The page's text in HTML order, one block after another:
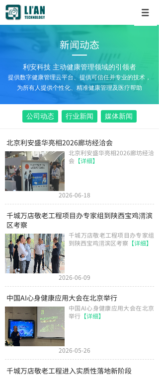
利安科技 主动健康管理领域的引领者
提供数字健康管理云平台、提供可信任并专业的技术，
为所有人提供个性化、精准健康管理及医疗帮助
新闻动态
公司动态 行业新闻 媒体新闻
北京利安盛华亮相2026廊坊经洽会
北京利安盛华亮相2026廊坊经洽
会 【详细】
2026-06-18
千城万店敬老工程项目办专家组到陕西宝鸡渭滨
区考察
千城万店敬老工程项目办专家组
到陕西宝鸡渭滨区考察 【详细】
2026-06-09
中国AI心身健康应用大会在北京举行
中国AI心身健康应用大会在北京
举行 【详细】
2026-05-26
千城万店敬老工程进入实质性落地新阶段